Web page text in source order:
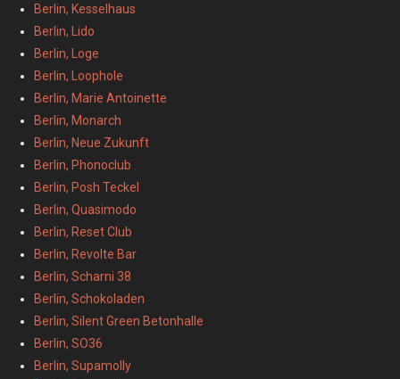
Berlin, Kesselhaus
Berlin, Lido
Berlin, Loge
Berlin, Loophole
Berlin, Marie Antoinette
Berlin, Monarch
Berlin, Neue Zukunft
Berlin, Phonoclub
Berlin, Posh Teckel
Berlin, Quasimodo
Berlin, Reset Club
Berlin, Revolte Bar
Berlin, Scharni 38
Berlin, Schokoladen
Berlin, Silent Green Betonhalle
Berlin, SO36
Berlin, Supamolly